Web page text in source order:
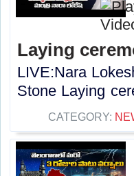
Laying
LIVE:Nara
Stone Laying
CATEGORY: